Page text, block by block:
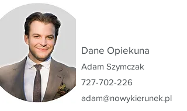
Dane Opiekuna
Adam Szymczak
727-702-226
adam@nowykierunek.pl